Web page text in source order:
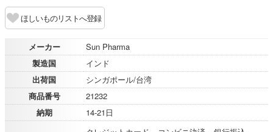
ほしいものリストへ登録
メーカー
Sun Pharma
製造国
インド
出荷国
シンガポール/台湾
商品番号
21232
納期
14-21日